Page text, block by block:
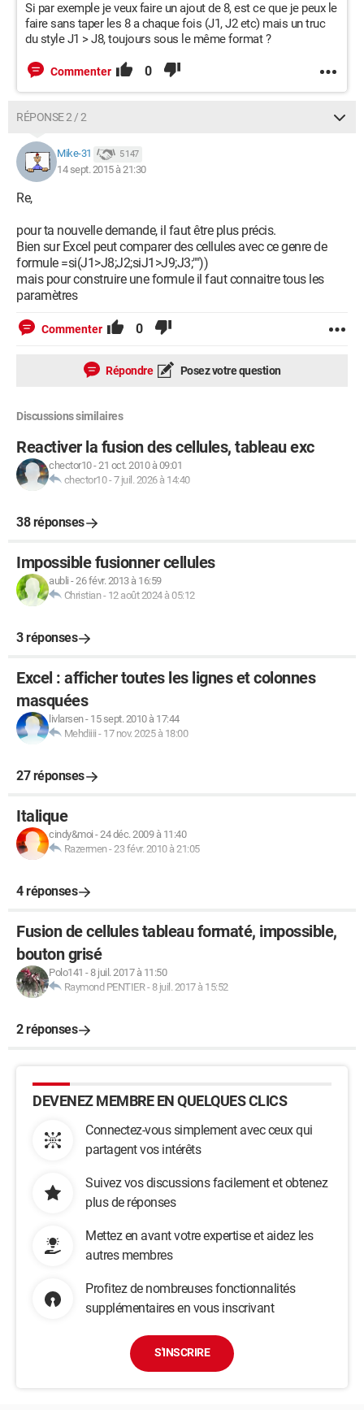
Si par exemple je veux faire un ajout de 8, est ce que je peux le
faire sans taper les 8 a chaque fois (J1, J2 etc) mais un truc
du style J1 > J8, toujours sous le même format ?
Commenter 0
RÉPONSE 2 / 2
Mike-31 5 147
14 sept. 2015 à 21:30
Re,
pour ta nouvelle demande, il faut être plus précis.
Bien sur Excel peut comparer des cellules avec ce genre de
formule =si(J1>J8;J2;siJ1>J9;J3;""))
mais pour construire une formule il faut connaitre tous les
paramètres
Commenter 0
Répondre Posez votre question
Discussions similaires
Reactiver la fusion des cellules, tableau exc
chector10-21 oct. 2010 à 09:01
chector10-7 juil. 2026 à 14:40
38 réponses
Impossible fusionner cellules
aubli -26 févr. 2013 à 16:59
Christian- 12 août 2024 à 05:12
3 réponses
Excel : afficher toutes les lignes et colonnes
masquées
livlarsen- 15 sept. 2010 à 17:44
Mehdiiii - 17 nov. 2025 à 18:00
27 réponses
Italique
cindy&moi -24 déc. 2009 à 11:40
Razermen-23 févr. 2010 à 21:05
4 réponses
Fusion de cellules tableau formaté, impossible,
bouton grisé
Polo141 -8 juil. 2017 à 11:50
Raymond PENTIER- 8 juil. 2017 à 15:52
2 réponses
DEVENEZ MEMBRE EN QUELQUES CLICS
Connectez-vous simplement avec ceux qui
partagent vos intérêts
Suivez vos discussions facilement et obtenez
plus de réponses
Mettez en avant votre expertise et aidez les
autres membres
Profitez de nombreuses fonctionnalités
supplémentaires en vous inscrivant
S'INSCRIRE